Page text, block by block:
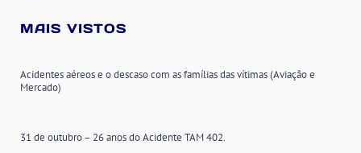
MAIS VISTOS
Acidentes aéreos e o descaso com as famílias das vítimas (Aviação e
Mercado)
31 de outubro – 26 anos do Acidente TAM 402.